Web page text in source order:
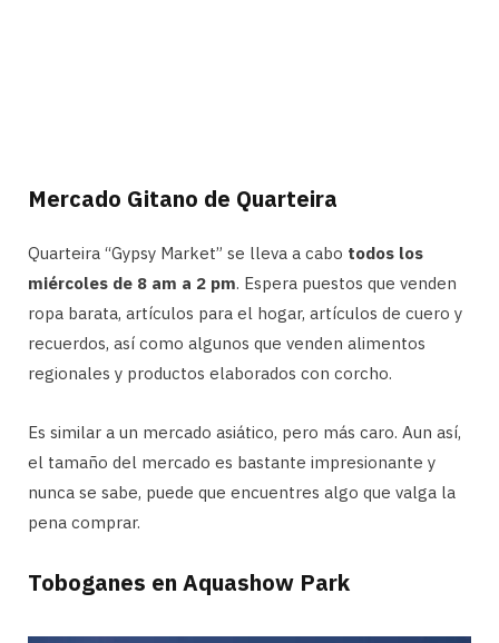
Mercado Gitano de Quarteira
Quarteira “Gypsy Market” se lleva a cabo todos los
miércoles de 8 am a 2 pm. Espera puestos que venden
ropa barata, artículos para el hogar, artículos de cuero y
recuerdos, así como algunos que venden alimentos
regionales y productos elaborados con corcho.
Es similar a un mercado asiático, pero más caro. Aun así,
el tamaño del mercado es bastante impresionante y
nunca se sabe, puede que encuentres algo que valga la
pena comprar.
Toboganes en Aquashow Park